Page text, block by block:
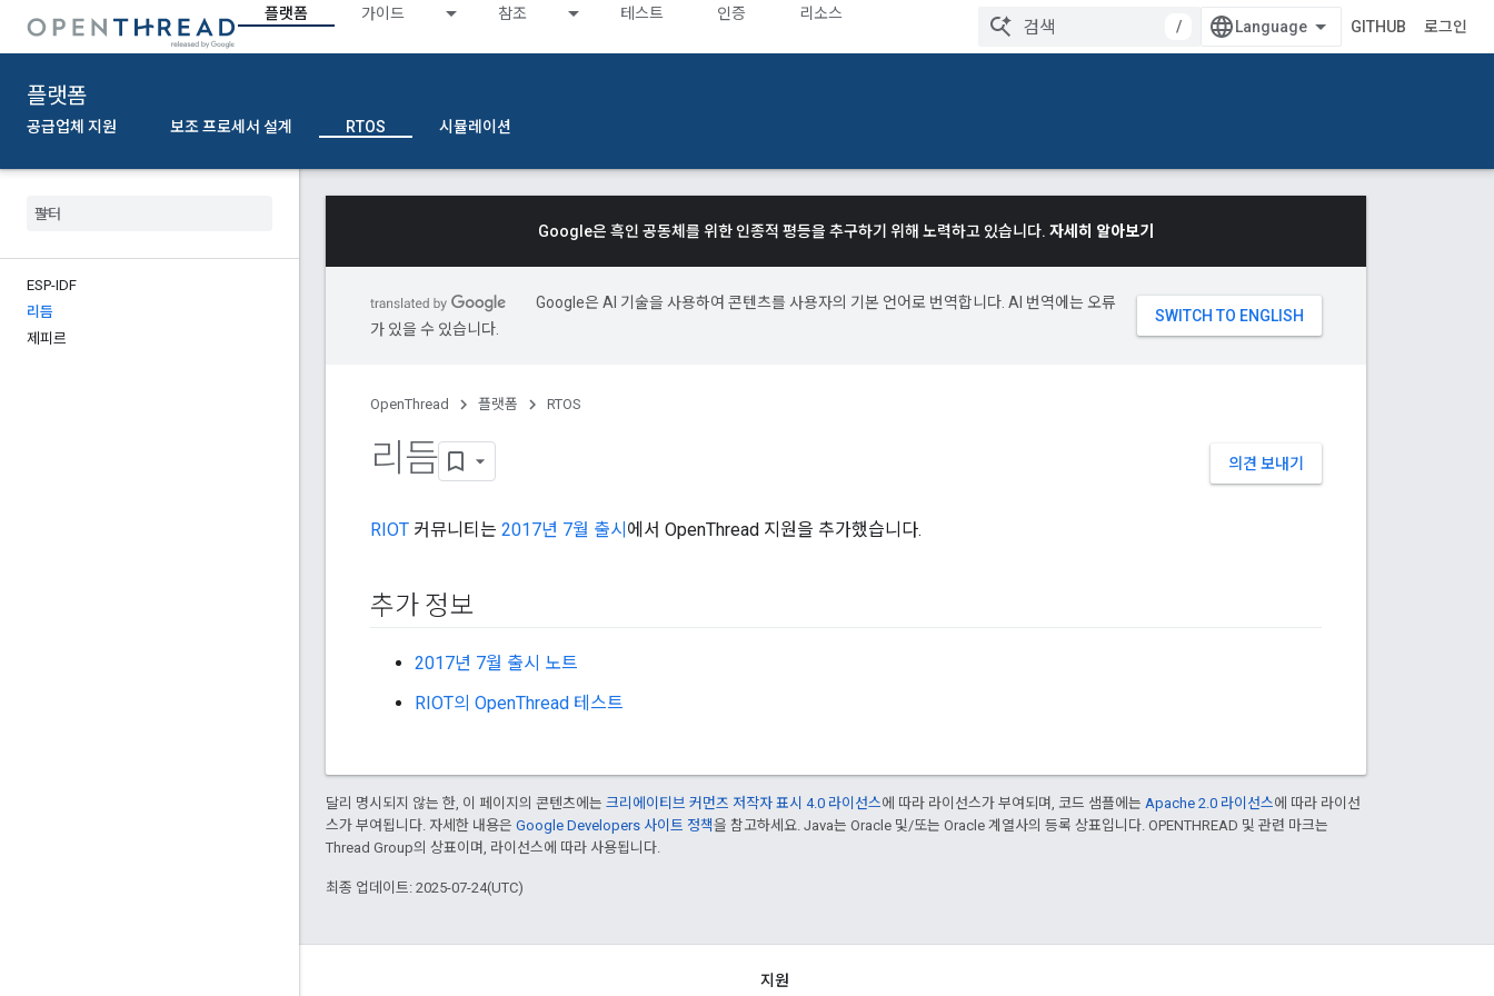
플랫폼 가이드 참조 테스트 인증 리소스
/ GITHUB 로그인
플랫폼
공급업체 지원 보조 프로세서 설계 RTOS 시뮬레이션
ESP-IDF
리듬
제피르
Google은 흑인 공동체를 위한 인종적 평등을 추구하기 위해 노력하고 있습니다. 자세히 알아보기
Google은 AI 기술을 사용하여 콘텐츠를 사용자의 기본 언어로 번역합니다. AI 번역에는 오류
가 있을 수 있습니다.
OpenThread 플랫폼 RTOS
의견 보내기
리듬
RIOT 커뮤니티는 2017년 7월 출시 에서 OpenThread 지원을 추가했습니다.
추가 정보
2017년 7월 출시 노트
RIOT의 OpenThread 테스트
달리 명시되지 않는 한, 이 페이지의 콘텐츠에는 크리에이티브 커먼즈 저작자 표시 4.0 라이선스에 따라 라이선스가 부여되며, 코드 샘플에는 Apache 2.0 라이선스에 따라 라이선
스가 부여됩니다. 자세한 내용은 Google Developers 사이트 정책을 참고하세요. Java는 Oracle 및/또는 Oracle 계열사의 등록 상표입니다. OPENTHREAD 및 관련 마크는
Thread Group의 상표이며, 라이선스에 따라 사용됩니다.
최종 업데이트: 2025-07-24(UTC)
지원